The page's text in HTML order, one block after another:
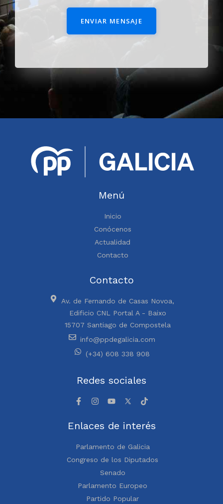
ENVIAR MENSAJE
Menú
Inicio
Conócenos
Actualidad
Contacto
Contacto
Av. de Fernando de Casas Novoa,
Edificio CNL Portal A - Baixo
15707 Santiago de Compostela
info@ppdegalicia.com
(+34) 608 338 908
Redes sociales
Enlaces de interés
Parlamento de Galicia
Congreso de los Diputados
Senado
Parlamento Europeo
Partido Popular